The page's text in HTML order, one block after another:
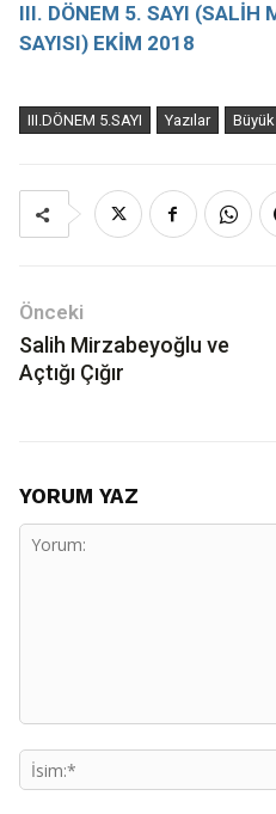
III. DÖNEM 5. SAYI (SALİH
SAYISI) EKİM 2018
III.DÖNEM 5.SAYI Yazılar
Önceki
Salih Mirzabeyoğlu ve
Açtığı Çığır
YORUM YAZ